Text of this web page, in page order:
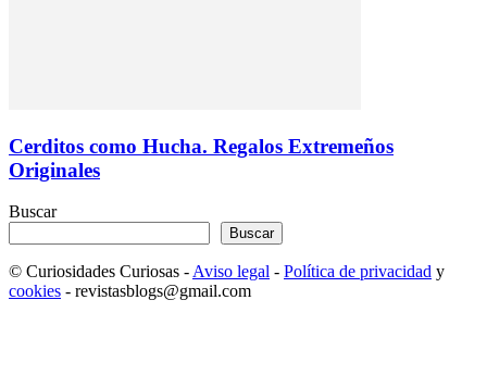
Cerditos como Hucha. Regalos Extremeños
Originales
Buscar
Buscar
© Curiosidades Curiosas - Aviso legal - Política de privacidad y
cookies - revistasblogs@gmail.com